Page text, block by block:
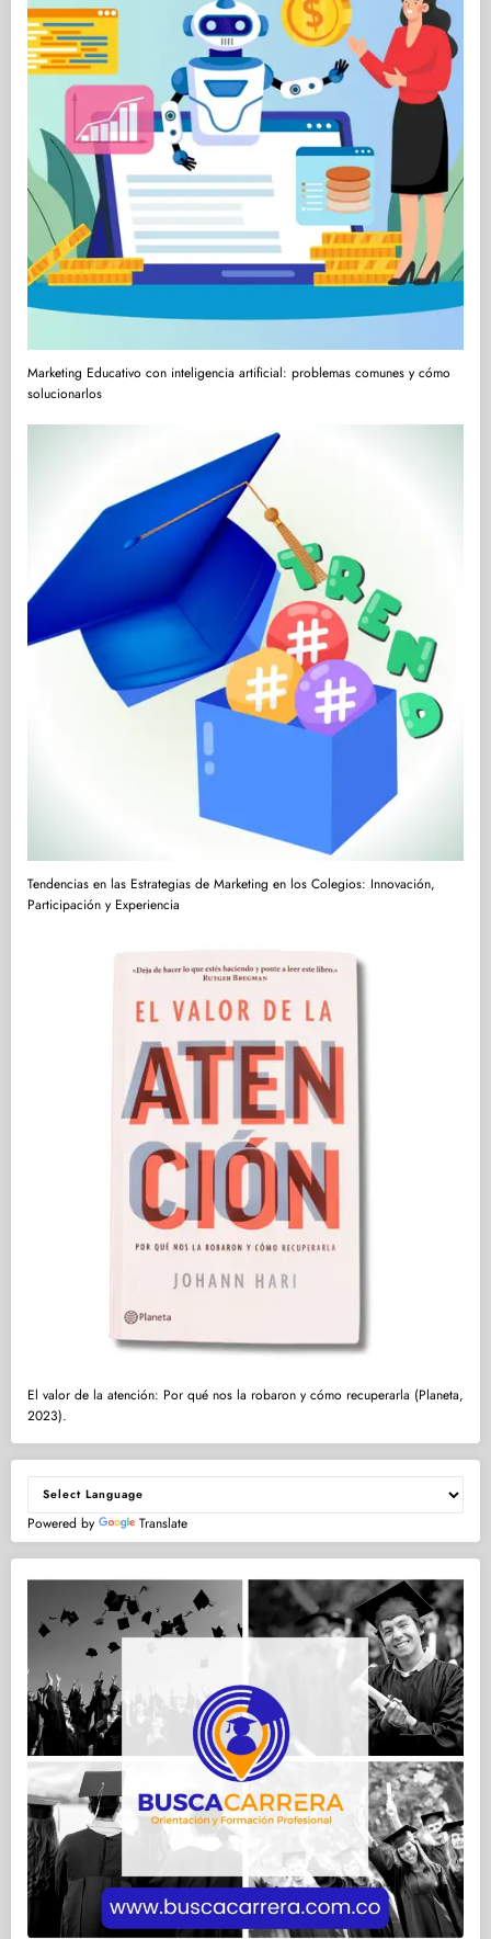
Marketing Educativo con inteligencia artificial: problemas comunes y cómo
solucionarlos
Tendencias en las Estrategias de Marketing en los Colegios: Innovación,
Participación y Experiencia
El valor de la atención: Por qué nos la robaron y cómo recuperarla (Planeta,
2023).
Powered by Translate